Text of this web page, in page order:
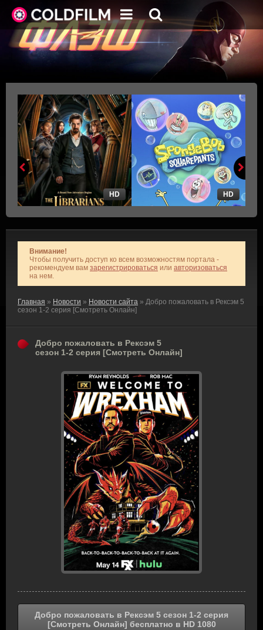
HD HD
Внимание!
Чтобы получить доступ ко всем возможностям портала -
рекомендуем вам зарегистрироваться или авторизоваться
на нем.
Главная » Новости » Новости сайта » Добро пожаловать в Рексэм 5
сезон 1-2 серия [Смотреть Онлайн]
Добро пожаловать в Рексэм 5
сезон 1-2 серия [Смотреть Онлайн]
Добро пожаловать в Рексэм 5 сезон 1-2 серия
[Смотреть Онлайн] бесплатно в HD 1080